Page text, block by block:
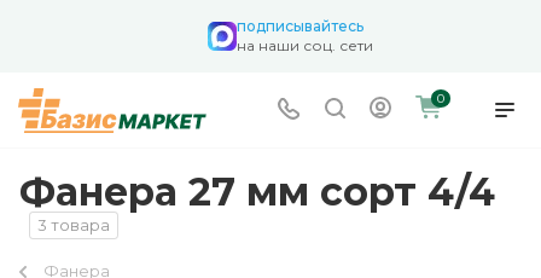
подписывайтесь
на наши соц. сети
0
Фанера 27 мм сорт 4/4
3 товара
Фанера